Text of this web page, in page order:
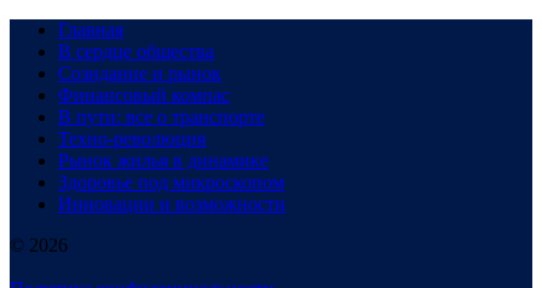
Главная
В сердце общества
Созидание и рынок
Финансовый компас
В пути: все о транспорте
Техно-революция
Рынок жилья в динамике
Здоровье под микроскопом
Инновации и возможности
© 2026